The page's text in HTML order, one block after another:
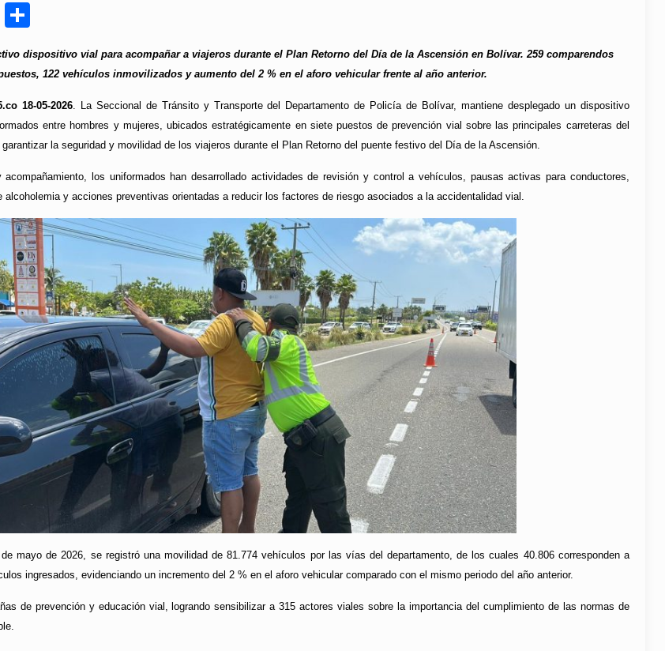
Messenger
dispositivo vial para acompañar a viajeros durante el Plan Retorno del Día de la Ascensión en Bolívar. 259 comparendos
122 vehículos inmovilizados y aumento del 2 % en el aforo vehicular frente al año anterior.
18-05-2026. La Seccional de Tránsito y Transporte del Departamento de Policía de Bolívar, mantiene desplegado un dispositivo
entre hombres y mujeres, ubicados estratégicamente en siete puestos de prevención vial sobre las principales carreteras del
la seguridad y movilidad de los viajeros durante el Plan Retorno del puente festivo del Día de la Ascensión.
los uniformados han desarrollado actividades de revisión y control a vehículos, pausas activas para conductores,
alcoholemia y acciones preventivas orientadas a reducir los factores de riesgo asociados a la accidentalidad vial.
mayo de 2026, se registró una movilidad de 81.774 vehículos por las vías del departamento, de los cuales 40.806 corresponden a
ingresados, evidenciando un incremento del 2 % en el aforo vehicular comparado con el mismo periodo del año anterior.
de prevención y educación vial, logrando sensibilizar a 315 actores viales sobre la importancia del cumplimiento de las normas de